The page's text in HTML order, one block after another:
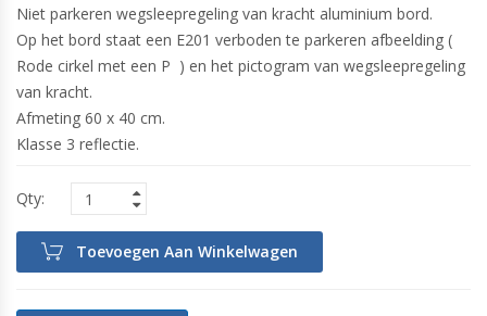
Niet parkeren wegsleepregeling van kracht aluminium bord.
Op het bord staat een E201 verboden te parkeren afbeelding (
Rode cirkel met een P ) en het pictogram van wegsleepregeling
van kracht.
Afmeting 60 x 40 cm.
Klasse 3 reflectie.
Toevoegen Aan Winkelwagen